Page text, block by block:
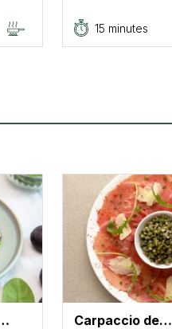
15 minutes
Carpaccio de…